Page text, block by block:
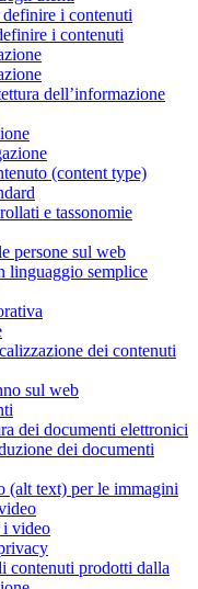
i contenuti
i contenuti
dell’informazione
(content type)
e tassonomie
persone sul web
linguaggio semplice
dei contenuti
sul web
dei documenti elettronici
dei documenti
(alt text) per le immagini
i video
contenuti prodotti dalla